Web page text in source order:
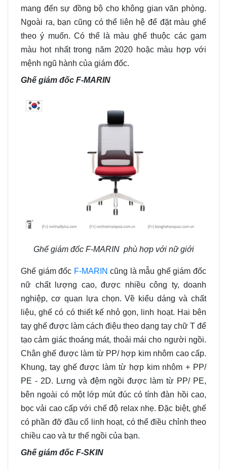
mang đến sự đồng bộ cho không gian văn phòng.
Ngoài ra, bạn cũng có thể liên hệ để đặt màu ghế
theo ý muốn. Có thể là màu ghế thuộc các gam
màu hot nhất trong năm 2020 hoặc màu hợp với
mệnh ngũ hành của giám đốc.
Ghế giám đốc F-MARIN
Ghế giám đốc F-MARIN phù hợp với nữ giới
Ghế giám đốc F-MARIN cũng là mẫu ghế giám đốc
nữ chất lượng cao, được nhiều công ty, doanh
nghiệp, cơ quan lựa chọn. Về kiểu dáng và chất
liệu, ghế có có thiết kế nhỏ gọn, linh hoạt. Hai bên
tay ghế được làm cách điệu theo dạng tay chữ T để
tạo cảm giác thoáng mát, thoải mái cho người ngồi.
Chân ghế được làm từ PP/ hợp kim nhôm cao cấp.
Khung, tay ghế được làm từ hợp kim nhôm + PP/
PE - 2D. Lưng và đệm ngồi được làm từ PP/ PE,
bên ngoài có một lớp mút đúc có tính đàn hồi cao,
bọc vải cao cấp với chế độ relax nhẹ. Đặc biệt, ghế
có phần đỡ đầu cổ linh hoạt, có thể điều chỉnh theo
chiều cao và tư thế ngồi của bạn.
Ghế giám đốc F-SKIN